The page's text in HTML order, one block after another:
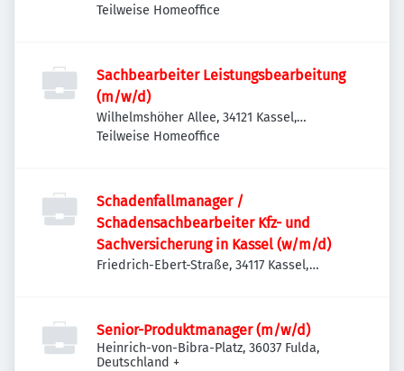
Deutschland
Teilweise Homeoffice
Sachbearbeiter Leistungsbearbeitung
(m/w/d)
Wilhelmshöher Allee, 34121 Kassel,
Deutschland
Teilweise Homeoffice
Schadenfallmanager /
Schadensachbearbeiter Kfz- und
Sachversicherung in Kassel (w/m/d)
Friedrich-Ebert-Straße, 34117 Kassel,
Senior-Produktmanager (m/w/d)
Heinrich-von-Bibra-Platz, 36037 Fulda,
Deutschland +